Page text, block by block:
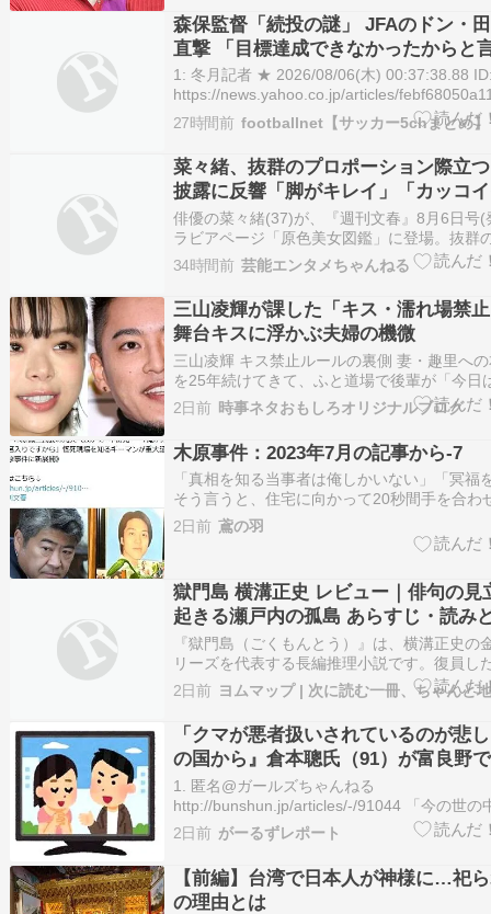
森保監督「続投の謎」 JFAのドン・
直撃 「目標達成できなかったからと
必要は無い」 守田英正にも言及
1: 冬月記者 ★ 2026/08/06(木) 00:37:38.88
https://news.yahoo.co.jp/articles/
(＊ﾟ∀ﾟ)っ このまとめのまと…
27時間前 footballnet【サッカー5chまとめ】
菜々緒、抜群のプロポーション際立
披露に反響「脚がキレイ」「カッコ
色美女図鑑』に登場
俳優の菜々緒(37)が、『週刊文春』8月6日号(
ラビアページ「原色美女図鑑」に登場。抜群
ョンを披露し、反響を呼んでいる。 続きを
俳優 モデル 芸能
34時間前 芸能エンタメちゃんねる
三山凌輝が課した「キス・濡れ場禁
舞台キスに浮かぶ夫婦の機微
三山凌輝 キス禁止ルールの裏側 妻・趣里へ
を25年続けてきて、ふと道場で後輩が「今日
出さない」と自分に課したルールを、試合の
ってしまった場面を思い出した。相手のガー
間、身体が勝手に動いてしまうあの感覚。三
妻・趣里さん…
2日前 時事ネタおもしろオリジナルブログ
木原事件：2023年7月の記事から-7
「真相を知る当事者は俺しかいない」「冥福
そう言うと、住宅に向かって20秒間手を合わ
するのだった。「種雄の事件は墓場まで持っ
めていました。そのため、今まで文春やテレ
訪ねてきても、お断りしてきたのです。 今回
2日前 鳶の羽
獄門島 横溝正史 レビュー｜俳句の見
起きる瀬戸内の孤島 あらすじ・読み
ガイド【2026年最新】
『獄門島（ごくもんとう）』は、横溝正史の
リーズを代表する長編推理小説です。復員し
田一耕助が、戦地で死んだ戦友の遺言を伝え
内海に浮かぶ孤島「獄門島」を訪れる——そ
たのは、俳句の句になぞらえた見立て殺人で
文春』の「東西ミステ…
2日前
「クマが悪者扱いされているのが悲
の国から』倉本聰氏（91）が富良野
代社会への“違和感”「バブル期以降
つまらなくなった」
1. 匿名@ガールズちゃんねる
http://bunshun.jp/articles/-/91044 「今の世の
いるかって？ 高市さんなんて何とも思わない
（笑）。なんでトランプみたいな男が世界の
ているんだろうか。それよりも、クマが悪
2日前 がーるずレポート
【前編】台湾で日本人が神様に…祀
の理由とは